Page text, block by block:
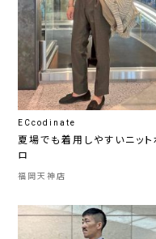
ECcodinate
夏場でも着用しやすいニット
ロ
福岡天神店